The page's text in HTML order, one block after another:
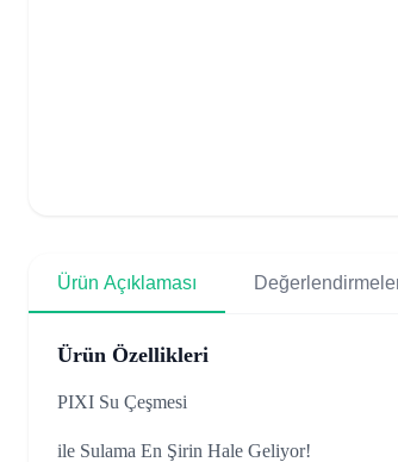
Ürün Açıklaması
Ürün Özellikleri
PIXI Su Çeşmesi
ile Sulama En Şirin Hale Geliyor!